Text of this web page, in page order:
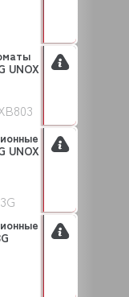
UNOX
UNOX